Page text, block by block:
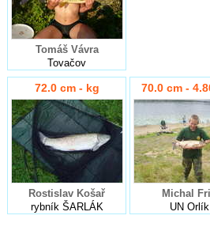
Tomáš Vávra
Tovačov
72.0 cm - kg
Rostislav Košař
rybník ŠARLÁK
70.0 cm -
Michal
UN Orlík